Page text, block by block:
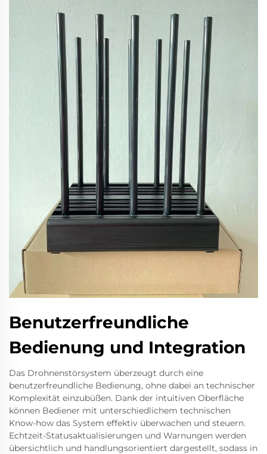
Benutzerfreundliche
Bedienung und Integration
Das Drohnenstörsystem überzeugt durch eine
benutzerfreundliche Bedienung, ohne dabei an technischer
Komplexität einzubüßen. Dank der intuitiven Oberfläche
können Bediener mit unterschiedlichem technischen
Know-how das System effektiv überwachen und steuern.
Echtzeit-Statusaktualisierungen und Warnungen werden
übersichtlich und handlungsorientiert dargestellt, sodass in